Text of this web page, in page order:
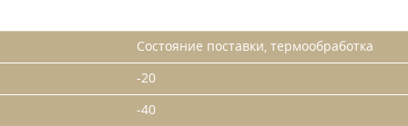
Состояние поставки, термообработка
-20
-40